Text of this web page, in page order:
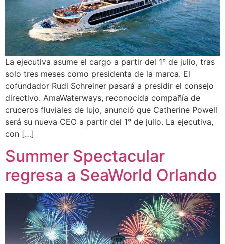
La ejecutiva asume el cargo a partir del 1° de julio, tras
solo tres meses como presidenta de la marca. El
cofundador Rudi Schreiner pasará a presidir el consejo
directivo. AmaWaterways, reconocida compañía de
cruceros fluviales de lujo, anunció que Catherine Powell
será su nueva CEO a partir del 1° de julio. La ejecutiva,
con […]
Summer Spectacular
regresa a SeaWorld Orlando